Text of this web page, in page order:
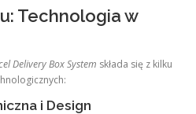
Technologia w
Delivery Box System składa się z kilku
i Design